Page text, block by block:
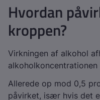
Hvordan
kroppen?
Virkningen af alkohol
Allerede op mod 0,5
påvirket, især hvis det